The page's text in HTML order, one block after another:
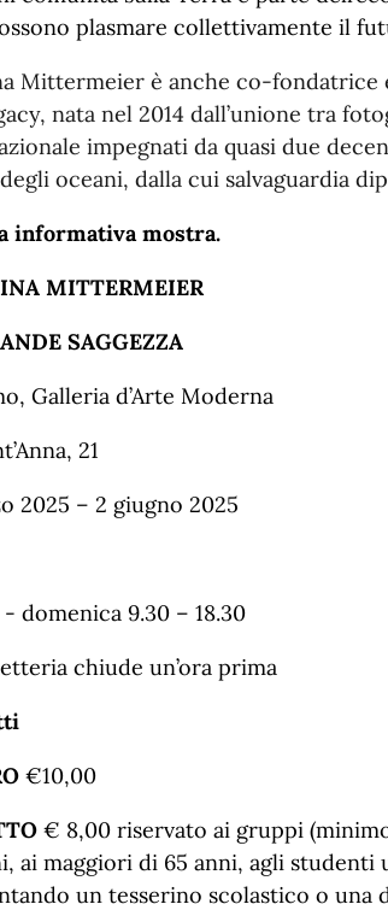
plasmare collettivamente il
Mittermeier è anche co-fondatrice
nata nel 2014 dall’unione tra
impegnati da quasi due
oceani, dalla cui salvaguardia
informativa mostra.
MITTERMEIER
SAGGEZZA
Galleria d’Arte Moderna
21
2025 – 2 giugno 2025
domenica 9.30 – 18.30
chiude un’ora prima
€10,00
€ 8,00 riservato ai gruppi
ai maggiori di 65 anni, agli
un tesserino scolastico o una